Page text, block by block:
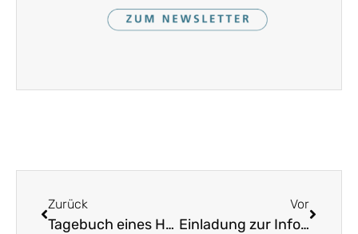
Zurück
Tagebuch eines Heimatpflegers
Vor
Einladung zur Informationsveranstaltung „Bewerbung zur Eintragung als immaterielles Kulturerbe“ am 13. März in Bamberg